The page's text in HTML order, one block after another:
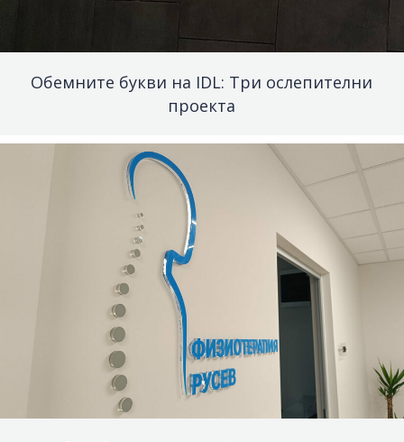
Обемните букви на IDL: Три ослепителни
проекта